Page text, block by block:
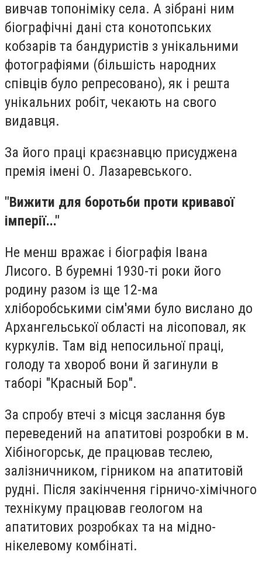
вивчав топоніміку села. А зібрані ним
біографічні дані ста конотопських
кобзарів та бандуристів з унікальними
фотографіями (більшість народних
співців було репресовано), як і решта
унікальних робіт, чекають на свого
видавця.
За його праці краєзнавцю присуджена
премія імені О. Лазаревського.
"Вижити для боротьби проти кривавої
імперії..."
Не менш вражає і біографія Івана
Лисого. В буремні 1930-ті роки його
родину разом із ще 12-ма
хліборобськими сім'ями було вислано до
Архангельської області на лісоповал, як
куркулів. Там від непосильної праці,
голоду та хвороб вони й загинули в
таборі "Красный Бор".
За спробу втечі з місця заслання був
переведений на апатитові розробки в м.
Хібіногорськ, де працював теслею,
залізничником, гірником на апатитовій
рудні. Після закінчення гірничо-хімічного
технікуму працював геологом на
апатитових розробках та на мідно-
нікелевому комбінаті.